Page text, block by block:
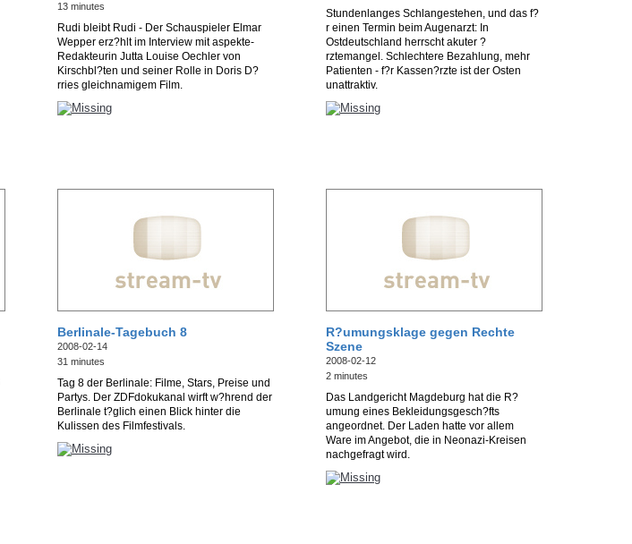
13 minutes
Rudi bleibt Rudi - Der Schauspieler Elmar
Wepper erz?hlt im Interview mit aspekte-
Redakteurin Jutta Louise Oechler von
Kirschbl?ten und seiner Rolle in Doris D?
rries gleichnamigem Film.
Stundenlanges Schlangestehen, und das f?
r einen Termin beim Augenarzt: In
Ostdeutschland herrscht akuter ?
rztemangel. Schlechtere Bezahlung, mehr
Patienten - f?r Kassen?rzte ist der Osten
unattraktiv.
Berlinale-Tagebuch 8
2008-02-14
31 minutes
Tag 8 der Berlinale: Filme, Stars, Preise und
Partys. Der ZDFdokukanal wirft w?hrend der
Berlinale t?glich einen Blick hinter die
Kulissen des Filmfestivals.
R?umungsklage gegen Rechte
Szene
2008-02-12
2 minutes
Das Landgericht Magdeburg hat die R?
umung eines Bekleidungsgesch?fts
angeordnet. Der Laden hatte vor allem
Ware im Angebot, die in Neonazi-Kreisen
nachgefragt wird.